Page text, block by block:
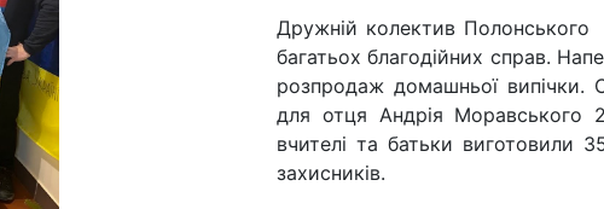
Дружній колектив Полонського
багатьох благодійних справ.
розпродаж домашньої випічки.
для отця Андрія Моравського
вчителі та батьки виготовили
захисників.